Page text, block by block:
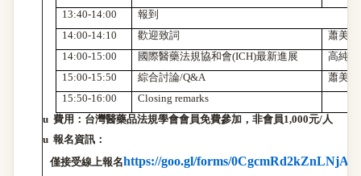
13:40-14:00
報到
14:00-14:10
歡迎致詞
蕭美玲
14:00-15:00
國際醫藥法規協和會(ICH)最新進展
高純琇
15:00-15:50
綜合討論/Q&A
蕭美玲
15:50-16:00
Closing remarks
u 費用：台灣醫藥品法規學會會員免費參加，非會員1,000元/人
u 報名資訊：
僅接受線上報名https://goo.gl/forms/0CgcmRd2kZnLNjA32